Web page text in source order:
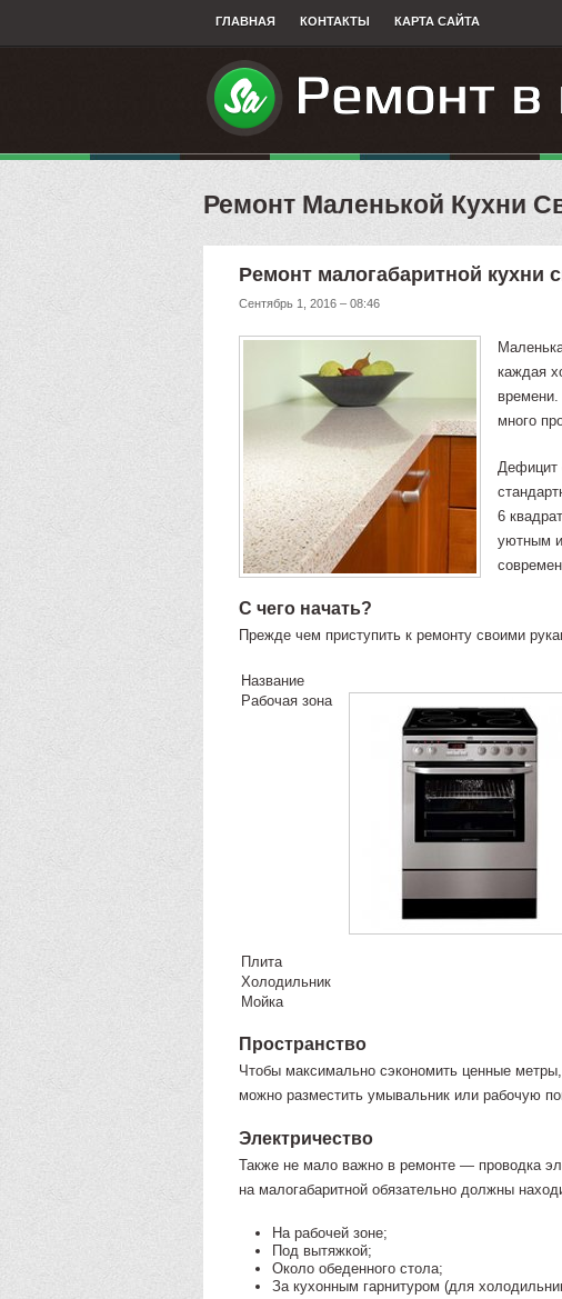
ГЛАВНАЯ КОНТАКТЫ КАРТА САЙТА
Ремонт Маленькой Кухни
Ремонт малогабаритной кухни
Сентябрь 1, 2016 – 08:46
каждая
много
Дефицит
6
уютным
С чего начать?
Прежде чем приступить к ремонту своими
Название
Рабочая зона
Плита
Холодильник
Мойка
Пространство
Чтобы максимально сэкономить ценные
можно разместить умывальник или рабочую
Электричество
Также не мало важно в ремонте — проводка
на малогабаритной обязательно должны
На рабочей зоне;
Под вытяжкой;
Около обеденного стола;
За кухонным гарнитуром (для